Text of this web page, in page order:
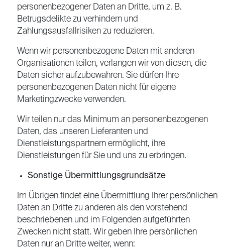
personenbezogener Daten an Dritte, um z. B.
Betrugsdelikte zu verhindern und
Zahlungsausfallrisiken zu reduzieren.
Wenn wir personenbezogene Daten mit anderen
Organisationen teilen, verlangen wir von diesen, die
Daten sicher aufzubewahren. Sie dürfen Ihre
personenbezogenen Daten nicht für eigene
Marketingzwecke verwenden.
Wir teilen nur das Minimum an personenbezogenen
Daten, das unseren Lieferanten und
Dienstleistungspartnern ermöglicht, ihre
Dienstleistungen für Sie und uns zu erbringen.
Sonstige Übermittlungsgrundsätze
Im Übrigen findet eine Übermittlung Ihrer persönlichen
Daten an Dritte zu anderen als den vorstehend
beschriebenen und im Folgenden aufgeführten
Zwecken nicht statt. Wir geben Ihre persönlichen
Daten nur an Dritte weiter, wenn: